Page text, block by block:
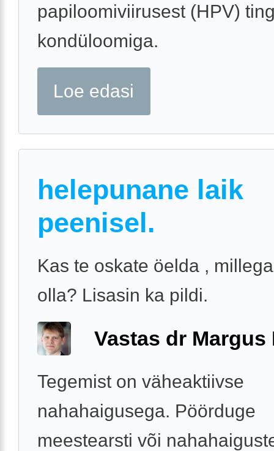
papiloomiviirusest (HPV)
kondüloomiga.
Loe edasi
helepunane laik
peenisel.
Kas te oskate öelda ,
olla? Lisasin ka pildi.
Vastas dr Margus
Tegemist on väheaktiivse
nahahaigusega. Pöörduge
meestearsti või